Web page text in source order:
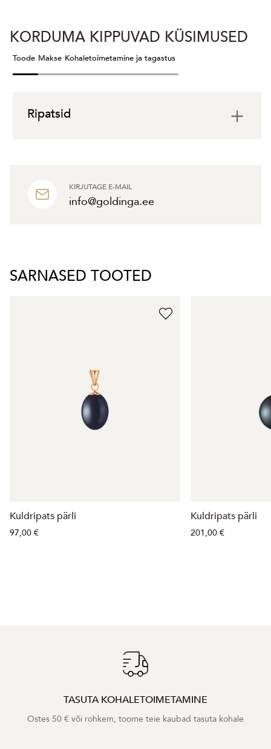
KIRJUTAGE E-MAIL
info@goldinga.ee
KORDUMA KIPPUVAD KÜSIMUSED
Toode Makse Kohaletoimetamine ja tagastus
Ripatsid
SARNASED TOOTED
Kuldripats pärli
97,00 €
Kuldripats pärli
201,00 €
TASUTA KOHALETOIMETAMINE
Ostes 50 € või rohkem, toome teie kaubad tasuta kohale